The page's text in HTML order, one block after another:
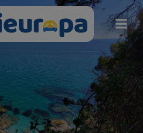
Vai
al
contenuto